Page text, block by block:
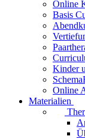
Online
Basis
Kinder
Online
Materialien